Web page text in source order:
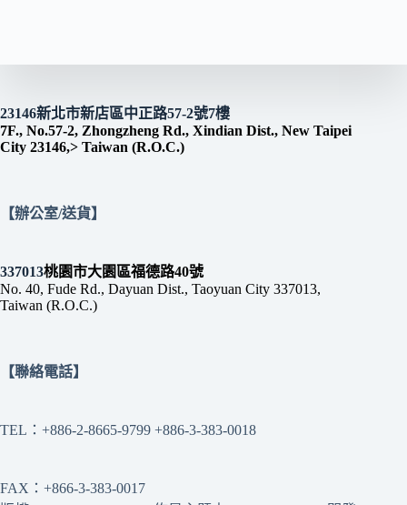
23146新北市新店區中正路57-2號7樓
7F., No.57-2, Zhongzheng Rd., Xindian Dist., New Taipei
City 23146,> Taiwan (R.O.C.)
【辦公室/送貨】
337013桃園市大園區福德路40號
No. 40, Fude Rd., Dayuan Dist., Taoyuan City 337013,
Taiwan (R.O.C.)
【聯絡電話】
TEL：+886-2-8665-9799 +886-3-383-0018
FAX：+866-3-383-0017